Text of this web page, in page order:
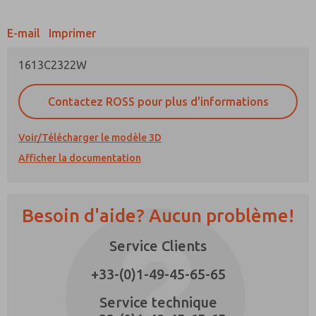
E-mail Imprimer
1613C2322W
Contactez ROSS pour plus d'informations
Voir/Télécharger le modèle 3D
Afficher la documentation
Besoin d'aide? Aucun problème!
Service Clients
+33-(0)1-49-45-65-65
Service technique
Méthode de contact préférée
Veuillez m'envoyer des mises à jour
périodiques sur les fonctionnalités, les
j'accepte que les données que je fournis
seront collectées et stockées
électroniquement. Mes données ne sont
utilisées que strictement pour le traitement et
formulaire de contact, j'accepte le traitement.